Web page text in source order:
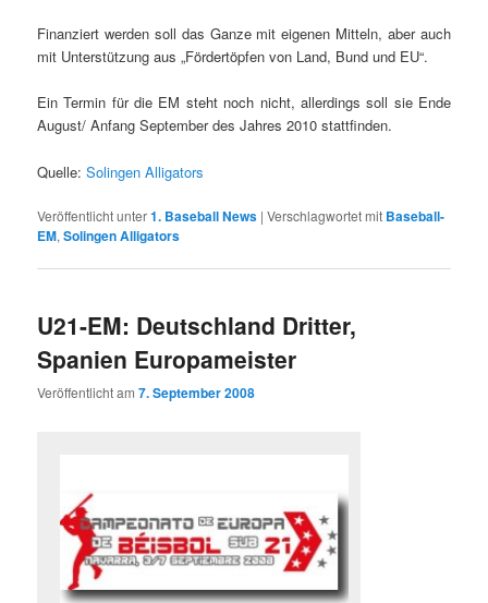
Finanziert werden soll das Ganze mit eigenen Mitteln, aber auch
mit Unterstützung aus „Fördertöpfen von Land, Bund und EU“.
Ein Termin für die EM steht noch nicht, allerdings soll sie Ende
August/ Anfang September des Jahres 2010 stattfinden.
Quelle:Solingen Alligators
Veröffentlicht unter1. Baseball News |Verschlagwortet mit Baseball-
EM,Solingen Alligators
U21-EM: Deutschland Dritter,
Spanien Europameister
Veröffentlicht am7. September 2008